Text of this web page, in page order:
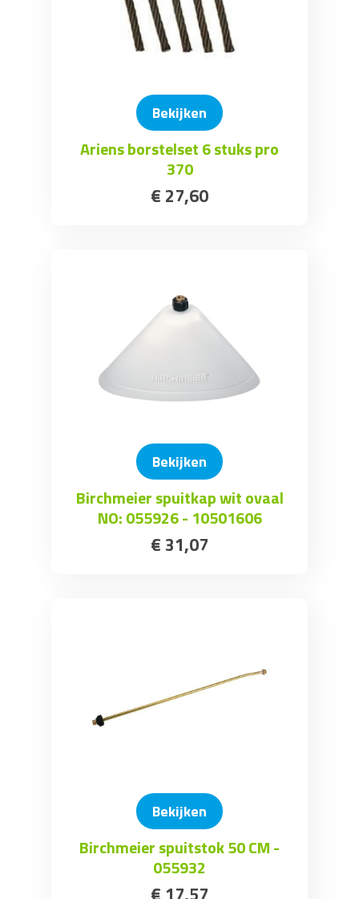
Bekijken
Ariens borstelset 6 stuks pro
370
€ 27,60
Bekijken
Birchmeier spuitkap wit ovaal
NO: 055926 - 10501606
€ 31,07
Bekijken
Birchmeier spuitstok 50 CM -
055932